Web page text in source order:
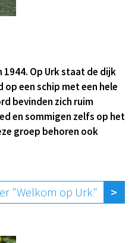
Op Urk staat de dijk
een schip met een hele
bevinden zich ruim
en sommigen zelfs op het
groep behoren ook
"Welkom op Urk"